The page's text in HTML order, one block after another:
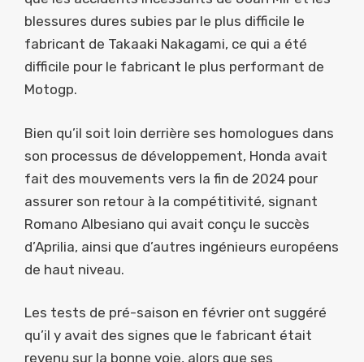
blessures dures subies par le plus difficile le
fabricant de Takaaki Nakagami, ce qui a été
difficile pour le fabricant le plus performant de
Motogp.
Bien qu’il soit loin derrière ses homologues dans
son processus de développement, Honda avait
fait des mouvements vers la fin de 2024 pour
assurer son retour à la compétitivité, signant
Romano Albesiano qui avait conçu le succès
d’Aprilia, ainsi que d’autres ingénieurs européens
de haut niveau.
Les tests de pré-saison en février ont suggéré
qu’il y avait des signes que le fabricant était
revenu sur la bonne voie, alors que ses